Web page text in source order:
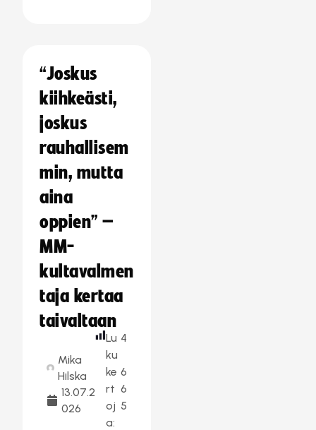
“Joskus
kiihkeästi,
joskus
rauhallisem
min, mutta
aina
oppien” –
MM-
kultavalmen
taja kertaa
taivaltaan
Mika
Hilska
13.07.2
026
Lu
ku
ke
rt
oj
a:
4
6
6
5